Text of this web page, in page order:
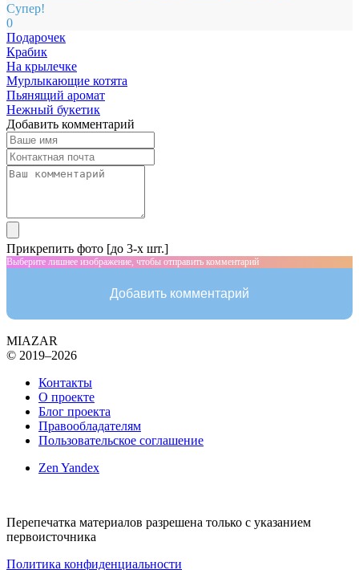
Супер!
0
Подарочек
Крабик
На крылечке
Мурлыкающие котята
Пьянящий аромат
Нежный букетик
Добавить комментарий
Прикрепить фото [до 3-х шт.]
Выберите лишнее изображение, чтобы отправить комментарий
Добавить комментарий
MIAZAR
© 2019–2026
Контакты
О проекте
Блог проекта
Правообладателям
Пользовательское соглашение
Zen Yandex
Перепечатка материалов разрешена только с указанием
первоисточника
Политика конфиденциальности